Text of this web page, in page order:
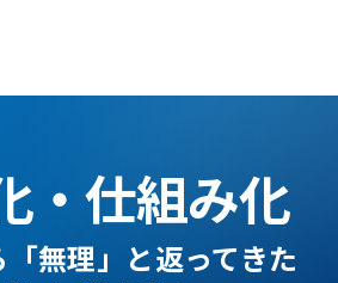
・仕組み化
無理」と返ってきた